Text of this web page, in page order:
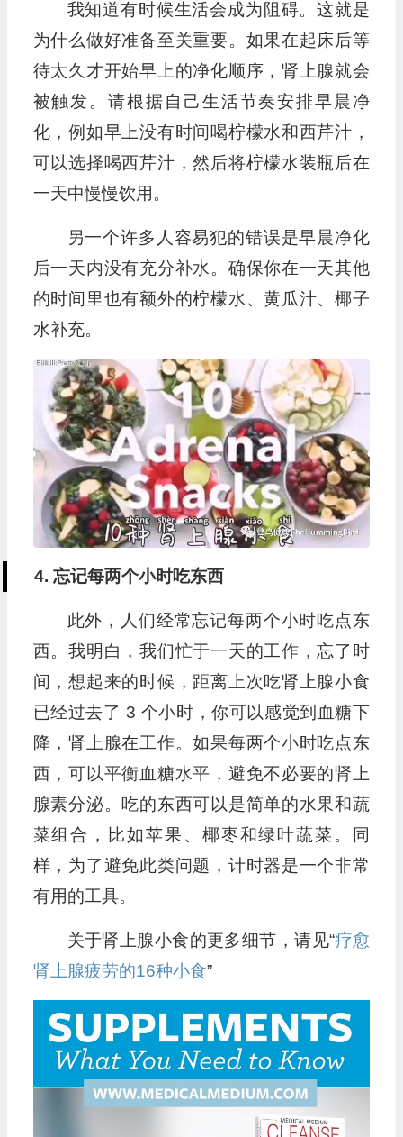
我知道有时候生活会成为阻碍。这就是
为什么做好准备至关重要。如果在起床后等
待太久才开始早上的净化顺序，肾上腺就会
被触发。请根据自己生活节奏安排早晨净
化，例如早上没有时间喝柠檬水和西芹汁，
可以选择喝西芹汁，然后将柠檬水装瓶后在
一天中慢慢饮用。
另一个许多人容易犯的错误是早晨净化
后一天内没有充分补水。确保你在一天其他
的时间里也有额外的柠檬水、黄瓜汁、椰子
水补充。
4. 忘记每两个小时吃东西
此外，人们经常忘记每两个小时吃点东
西。我明白，我们忙于一天的工作，忘了时
间，想起来的时候，距离上次吃肾上腺小食
已经过去了 3 个小时，你可以感觉到血糖下
降，肾上腺在工作。如果每两个小时吃点东
西，可以平衡血糖水平，避免不必要的肾上
腺素分泌。吃的东西可以是简单的水果和蔬
菜组合，比如苹果、椰枣和绿叶蔬菜。同
样，为了避免此类问题，计时器是一个非常
有用的工具。
关于肾上腺小食的更多细节，请见“疗愈
肾上腺疲劳的16种小食”